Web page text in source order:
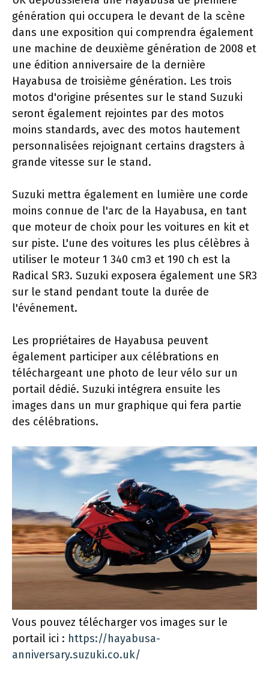
génération qui occupera le devant de la scène
dans une exposition qui comprendra également
une machine de deuxième génération de 2008 et
une édition anniversaire de la dernière
Hayabusa de troisième génération. Les trois
motos d'origine présentes sur le stand Suzuki
seront également rejointes par des motos
moins standards, avec des motos hautement
personnalisées rejoignant certains dragsters à
grande vitesse sur le stand.
Suzuki mettra également en lumière une corde
moins connue de l'arc de la Hayabusa, en tant
que moteur de choix pour les voitures en kit et
sur piste. L'une des voitures les plus célèbres à
utiliser le moteur 1 340 cm3 et 190 ch est la
Radical SR3. Suzuki exposera également une SR3
sur le stand pendant toute la durée de
l'événement.
Les propriétaires de Hayabusa peuvent
également participer aux célébrations en
téléchargeant une photo de leur vélo sur un
portail dédié. Suzuki intégrera ensuite les
images dans un mur graphique qui fera partie
des célébrations.
Vous pouvez télécharger vos images sur le
portail ici : https://hayabusa-
anniversary.suzuki.co.uk/